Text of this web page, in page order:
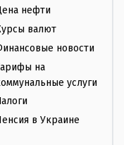
нефти
валют
новости
на
услуги
в Украине